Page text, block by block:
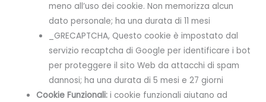
meno all’uso dei cookie. Non memorizza alcun
dato personale; ha una durata di 11 mesi
_GRECAPTCHA, Questo cookie è impostato dal
servizio recaptcha di Google per identificare i bot
per proteggere il sito Web da attacchi di spam
dannosi; ha una durata di 5 mesi e 27 giorni
Cookie Funzionali: i cookie funzionali aiutano ad